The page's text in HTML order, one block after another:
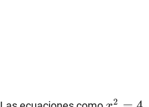
x^2=4,~
2